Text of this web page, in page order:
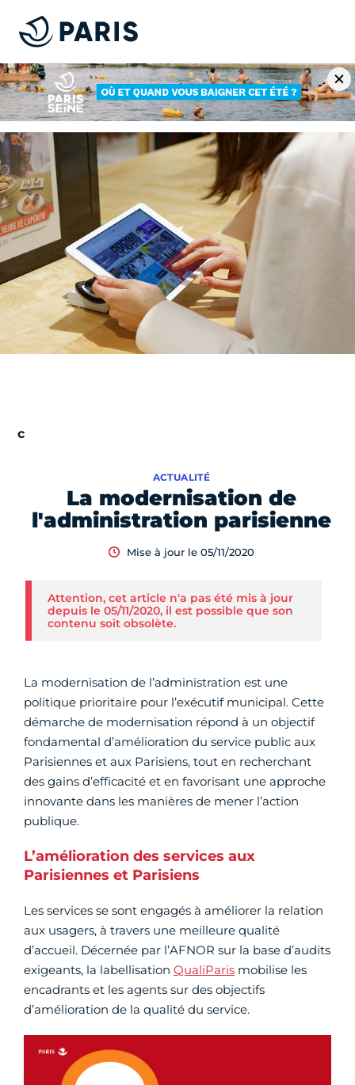
La modernisation de
l'administration parisienne
ACTUALITÉ
Mise à jour le 05/11/2020
Attention, cet article n'a pas été mis à jour
depuis le 05/11/2020, il est possible que son
contenu soit obsolète.
La modernisation de l’administration est une
politique prioritaire pour l’exécutif municipal. Cette
démarche de modernisation répond à un objectif
fondamental d’amélioration du service public aux
Parisiennes et aux Parisiens, tout en recherchant
des gains d’efficacité et en favorisant une approche
innovante dans les manières de mener l’action
publique.
L’amélioration des services aux
Parisiennes et Parisiens
Les services se sont engagés à améliorer la relation
aux usagers, à travers une meilleure qualité
d’accueil. Décernée par l’AFNOR sur la base d’audits
exigeants, la labellisation QualiParis mobilise les
encadrants et les agents sur des objectifs
d’amélioration de la qualité du service.